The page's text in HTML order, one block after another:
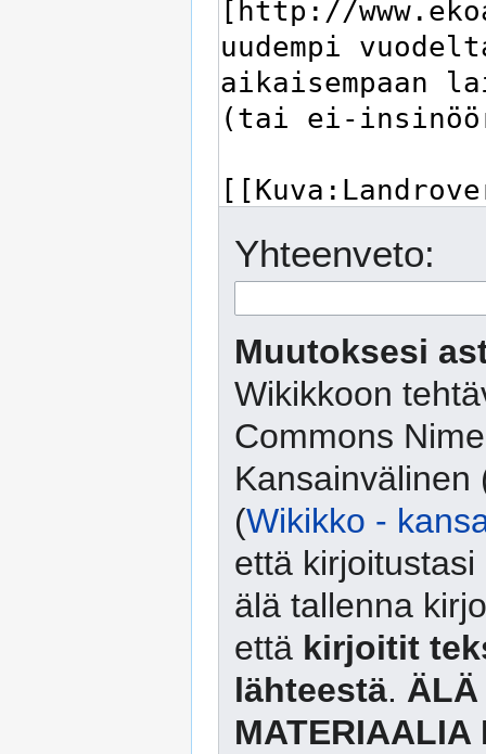
Yhteenveto:
Muutoksesi
Wikikkoon
Commons
Kansainvälinen
(Wikikko -
että
älä tallenna
että kirjoitit
lähteestä. ÄLÄ
MATERIAALIA